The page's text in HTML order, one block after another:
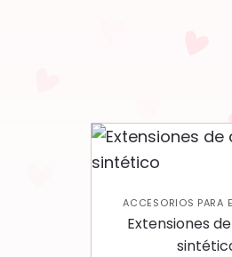
ACCESORIOS PARA
CUIDADO CAPILAR,
Extensiones